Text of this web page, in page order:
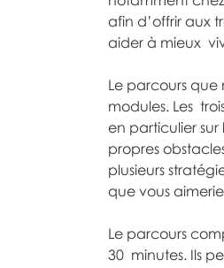
afin d’offrir aux
aider à mieux
Le parcours
modules. Les
en particulier sur
propres
plusieurs
que vous
Le parcours
30  minutes. Ils